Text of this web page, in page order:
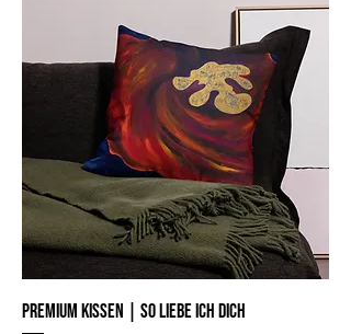
Premium Kissen | So liebe ich Dich